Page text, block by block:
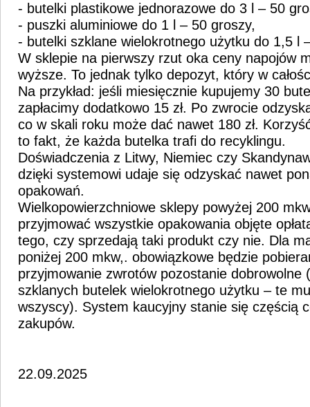
- butelki plastikowe jednorazowe do 3 l – 50
- puszki aluminiowe do 1 l – 50 groszy,
- butelki szklane wielokrotnego użytku do 1,5 l
W sklepie na pierwszy rzut oka ceny napojów
wyższe. To jednak tylko depozyt, który w
Na przykład: jeśli miesięcznie kupujemy 30
zapłacimy dodatkowo 15 zł. Po zwrocie
co w skali roku może dać nawet 180 zł.
to fakt, że każda butelka trafi do recyklingu.
Doświadczenia z Litwy, Niemiec czy
dzięki systemowi udaje się odzyskać nawet
opakowań.
Wielkopowierzchniowe sklepy powyżej 200
przyjmować wszystkie opakowania objęte
tego, czy sprzedają taki produkt czy nie. Dla
poniżej 200 mkw,. obowiązkowe będzie
przyjmowanie zwrotów pozostanie dobrowolne
szklanych butelek wielokrotnego użytku – te
wszyscy). System kaucyjny stanie się częścią
zakupów.
22.09.2025